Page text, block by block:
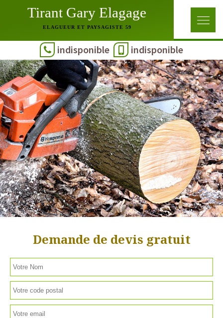
Tirant Gary Elagage
ELAGUEUR ET PAYSAGISTE 59
indisponible indisponible
Demande de devis gratuit